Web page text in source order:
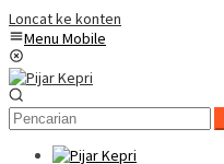
Loncat ke konten
Menu Mobile